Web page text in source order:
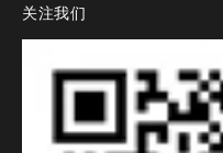
toggle view
关注我们